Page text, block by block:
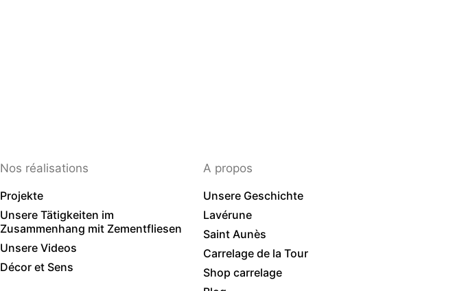
Nos réalisations
Projekte
Unsere Tätigkeiten im
Zusammenhang mit Zementfliesen
Unsere Videos
Décor et Sens
A propos
Unsere Geschichte
Lavérune
Saint Aunès
Carrelage de la Tour
Shop carrelage